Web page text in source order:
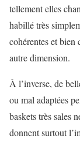
tellement elles
habillé très
cohérentes et bien
autre dimension.
À l’inverse, de
ou mal adaptées
baskets très sales
donnent surtout